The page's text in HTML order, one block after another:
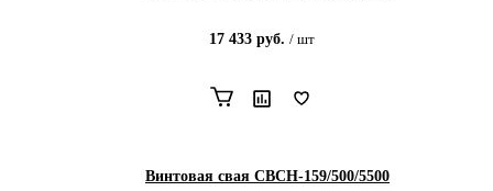
17 433 руб. / шт
Винтовая свая СВСН-159/500/5500